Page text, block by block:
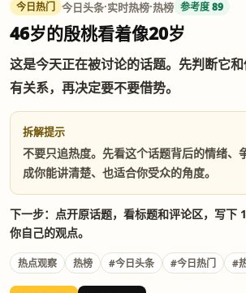
今日热门 今日头条·实时热榜·热榜 参考度 89
46岁的殷桃看着像20岁
这是今天正在被讨论的话题。先判断它
有关系，再决定要不要借势。
拆解提示
不要只追热度。先看这个话题背后的情绪、
成你能讲清楚、也适合你受众的角度。
下一步：点开原话题，看标题和评论区，写下
你自己的观点。
热点观察 热榜 #今日头条 #今日热门 #